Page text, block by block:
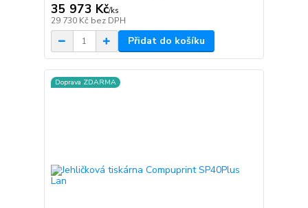
35 973 Kč/ks
29 730 Kč bez DPH
Přidat do košíku
Doprava ZDARMA